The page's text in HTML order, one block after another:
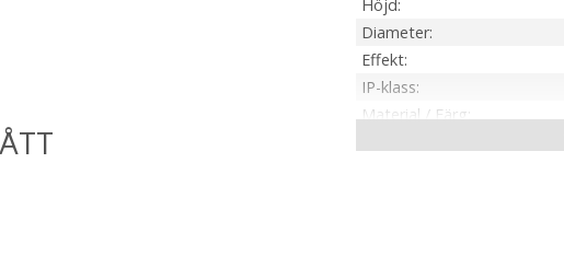
Höjd
Diameter
Effekt
IP-klass
Material / Färg